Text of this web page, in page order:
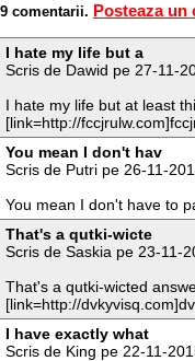
9 comentarii. Posteaza un
I hate my life but a
Scris de Dawid pe 27-11-
I hate my life but at least
[link=http://
You mean I don't hav
Scris de Putri pe 26-11-
You mean I don't have to
That's a qutki-wicte
Scris de Saskia pe 23-11-
That's a qutki-wicted
[link=http://
I have exactly what
Scris de King pe 22-11-